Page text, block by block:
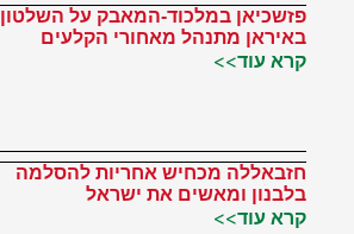
פזשכיאן במלכוד-המאבק על השלטון
באיראן מתנהל מאחורי הקלעים
קרא עוד>>
חזבאללה מכחיש אחריות להסלמה
בלבנון ומאשים את ישראל
קרא עוד>>